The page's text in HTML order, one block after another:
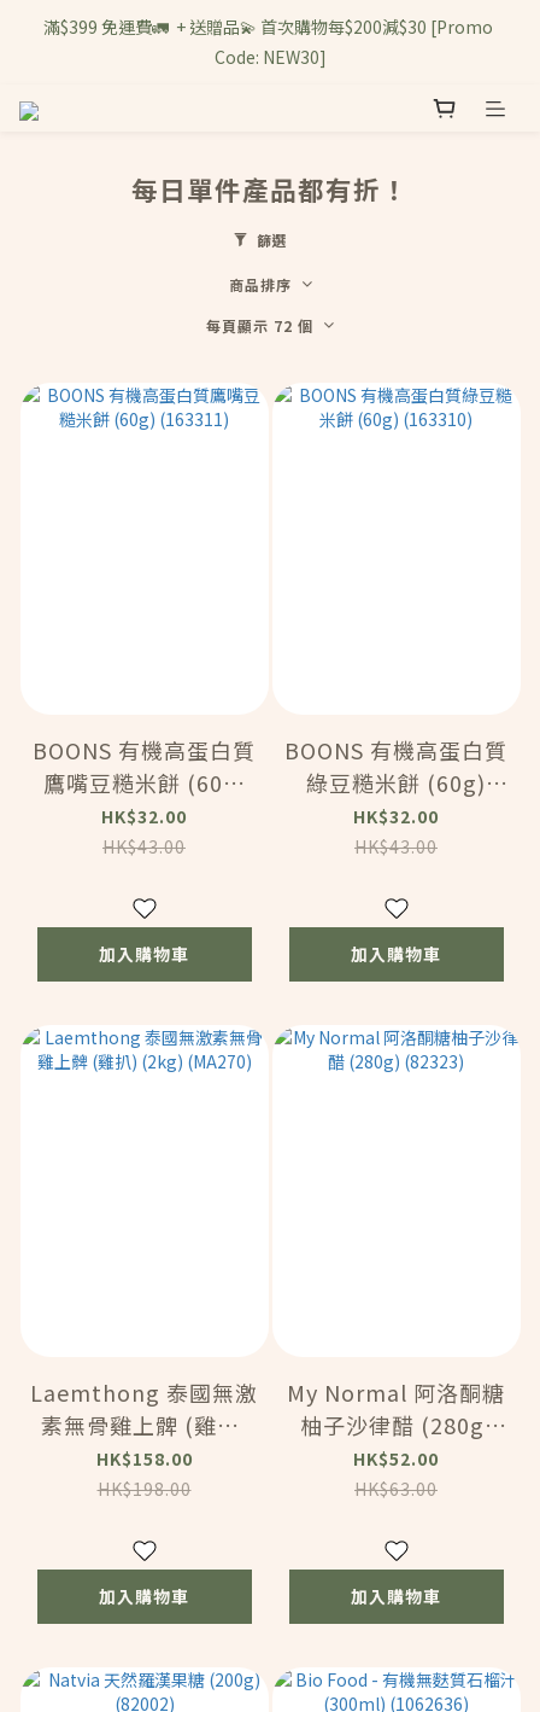
滿$399 免運費🚛  + 送贈品💫 首次購物每$200減$30 [Promo
Code: NEW30]
每日單件產品都有折！
篩選
商品排序
每頁顯示 72 個
BOONS 有機高蛋白質
鷹嘴豆糙米餅 (60g)
(163311)
HK$32.00
HK$43.00
加入購物車
BOONS 有機高蛋白質
綠豆糙米餅 (60g)
(163310)
HK$32.00
HK$43.00
加入購物車
Laemthong 泰國無激
素無骨雞上髀 (雞扒)
(2kg) (MA270)
HK$158.00
HK$198.00
加入購物車
My Normal 阿洛酮糖
柚子沙律醋 (280g)
(82323)
HK$52.00
HK$63.00
加入購物車